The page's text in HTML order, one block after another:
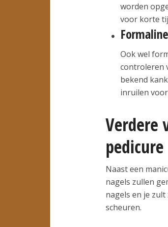
worden
voor korte
Formaline
Ook wel
controleren
bekend
inruilen
Verdere
pedicure
Naast een
nagels zullen
nagels en je
scheuren.